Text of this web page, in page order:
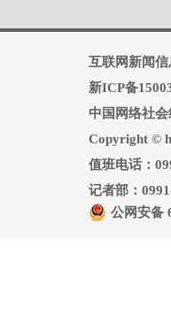
互联网新闻信
新ICP备
中国网络社
Copyright ©
值班电话：
记者部：
公网安备